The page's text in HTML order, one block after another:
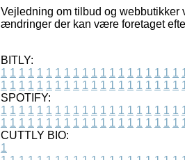
Vejledning om tilbud og
ændringer der kan være foretaget
BITLY:
1 1 1 1 1 1 1 1 1 1 1 1 1 1 1 1 1 1 1 1
1 1 1 1 1 1 1 1 1 1 1 1 1 1 1 1 1 1 1 1
SPOTIFY:
1 1 1 1 1 1 1 1 1 1 1 1 1 1 1 1 1 1 1 1
1 1 1 1 1 1 1 1 1 1 1 1 1 1 1 1 1 1 1 1
CUTTLY BIO:
1